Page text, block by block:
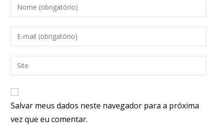
Salvar meus dados neste navegador para a próxima
vez que eu comentar.